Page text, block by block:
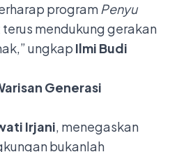
program Penyu
mendukung gerakan
ungkap Ilmi Budi
Generasi
Irjani, menegaskan
bukanlah